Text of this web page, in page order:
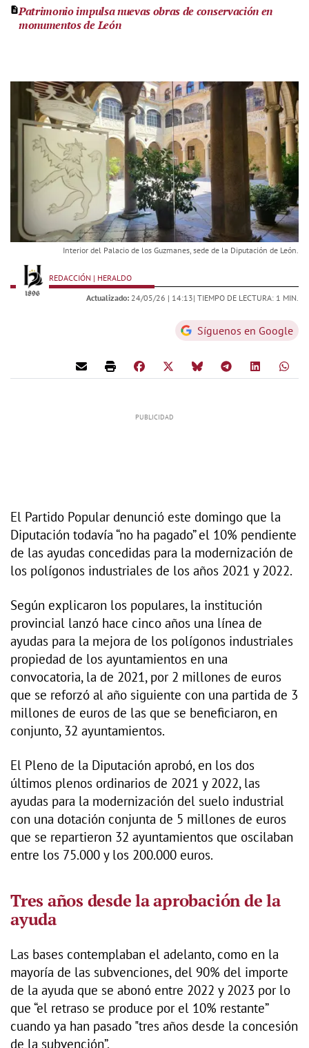
Patrimonio impulsa nuevas obras de conservación en
monumentos de León
Interior del Palacio de los Guzmanes, sede de la Diputación de León.
REDACCIÓN | HERALDO
Actualizado: 24/05/26 | 14:13| TIEMPO DE LECTURA: 1 MIN.
Síguenos en Google
El Partido Popular denunció este domingo que la
Diputación todavía “no ha pagado” el 10% pendiente
de las ayudas concedidas para la modernización de
los polígonos industriales de los años 2021 y 2022.
Según explicaron los populares, la institución
provincial lanzó hace cinco años una línea de
ayudas para la mejora de los polígonos industriales
propiedad de los ayuntamientos en una
convocatoria, la de 2021, por 2 millones de euros
que se reforzó al año siguiente con una partida de 3
millones de euros de las que se beneficiaron, en
conjunto, 32 ayuntamientos.
El Pleno de la Diputación aprobó, en los dos
últimos plenos ordinarios de 2021 y 2022, las
ayudas para la modernización del suelo industrial
con una dotación conjunta de 5 millones de euros
que se repartieron 32 ayuntamientos que oscilaban
entre los 75.000 y los 200.000 euros.
Tres años desde la aprobación de la
ayuda
Las bases contemplaban el adelanto, como en la
mayoría de las subvenciones, del 90% del importe
de la ayuda que se abonó entre 2022 y 2023 por lo
que “el retraso se produce por el 10% restante”
cuando ya han pasado "tres años desde la concesión
de la subvención”.